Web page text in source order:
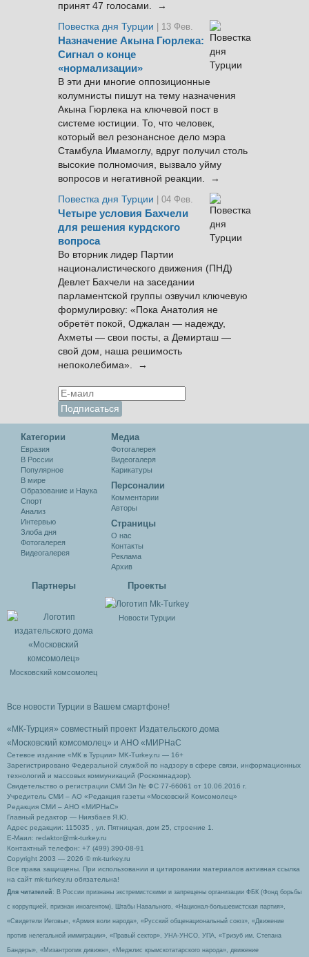
принят 47 голосами. →
Повестка дня Турции
| 13 Фев.
Назначение Акына Гюрлека:
Сигнал о конце
«нормализации»
В эти дни многие оппозиционные
колумнисты пишут на тему назначения
Акына Гюрлека на ключевой пост в
системе юстиции. То, что человек,
который вел резонансное дело мэра
Стамбула Имамоглу, вдруг получил столь
высокие полномочия, вызвало уйму
вопросов и негативной реакции. →
Повестка дня Турции
| 04 Фев.
Четыре условия Бахчели
для решения курдского
вопроса
Во вторник лидер Партии
националистического движения (ПНД)
Девлет Бахчели на заседании
парламентской группы озвучил ключевую
формулировку: «Пока Анатолия не
обретёт покой, Оджалан — надежду,
Ахметы — свои посты, а Демирташ —
свой дом, наша решимость
непоколебима». →
Категории
Евразия
В России
Популярное
В мире
Образование и Наука
Спорт
Анализ
Интервью
Злоба дня
Фотогалерея
Видеогалерея
Медиа
Фотогалерея
Видеогалеря
Карикатуры
Персоналии
Комментарии
Авторы
Cтраницы
О нас
Контакты
Реклама
Архив
Партнеры
Московский комсомолец
Проекты
Новости Турции
Все новости Турции в Вашем смартфоне!
«МК-Турция» совместный проект Издательского дома
«Московский комсомолец» и АНО «МИРНаС
Сетевое издание «МК в Турции» MK-Turkey.ru — 16+
Зарегистрировано Федеральной службой по надзору в сфере связи, информационных
технологий и массовых коммуникаций (Роскомнадзор).
Свидетельство о регистрации СМИ Эл № ФС 77-66061 от 10.06.2016 г.
Учредитель СМИ – АО «Редакция газеты «Московский Комсомолец»
Редакция СМИ – АНО «МИРНаС»
Главный редактор — Ниязбаев Я.Ю.
Адрес редакции: 115035 , ул. Пятницкая, дом 25, строение 1.
Е-Маил: redaktor@mk-turkey.ru
Контактный телефон: +7 (499) 390-08-91
Copyright 2003 — 2026 © mk-turkey.ru
Все права защищены. При использовании и цитировании материалов активная ссылка
на сайт mk-turkey.ru обязательна!
Для читателей : В России признаны экстремистскими и запрещены организации ФБК (Фонд борьбы
с коррупцией, признан иноагентом), Штабы Навального, «Национал-большевистская партия»,
«Свидетели Иеговы», «Армия воли народа», «Русский общенациональный союз», «Движение
против нелегальной иммиграции», «Правый сектор», УНА-УНСО, УПА, «Тризуб им. Степана
Бандеры», «Мизантропик дивижн», «Меджлис крымскотатарского народа», движение